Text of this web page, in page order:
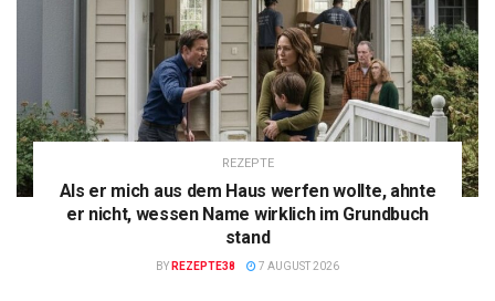
REZEPTE
Als er mich aus dem Haus werfen wollte, ahnte
er nicht, wessen Name wirklich im Grundbuch
stand
BY REZEPTE38 7 AUGUST 2026